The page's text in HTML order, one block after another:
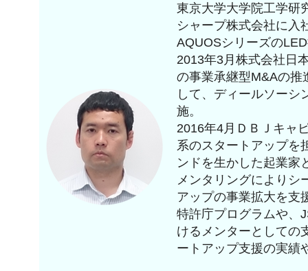
東京大学大学院工学研
シャープ株式会社に入
AQUOSシリーズの
2013年3月株式会社日
の事業承継型M&Aの推
して、ディールソーシ
施。
2016年4月ＤＢＪキャ
系のスタートアップを
ンドを生かした起業家
メンタリングによりシ
アップの事業拡大を支
特許庁プログラムや、
けるメンターとしての
ートアップ支援の実績